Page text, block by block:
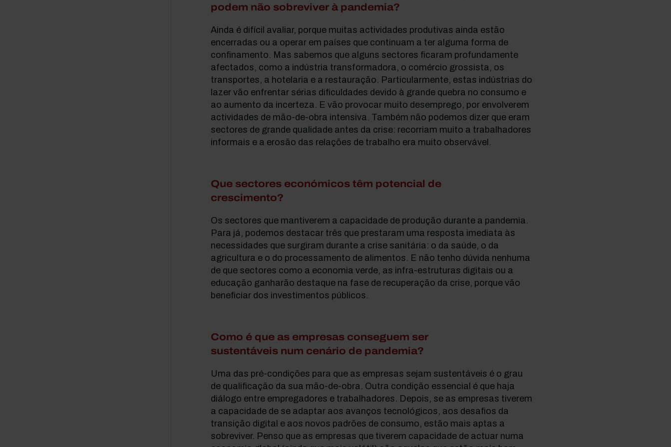
podem não sobreviver à pandemia?
Ainda é difícil avaliar, porque muitas actividades produtivas ainda estão
encerradas ou a operar em países que continuam a ter alguma forma de
confinamento. Mas sabemos que alguns sectores ficaram profundamente
afectados, como a indústria transformadora, o comércio grossista, os
transportes, a hotelaria e a restauração. Particularmente, estas indústrias do
lazer vão enfrentar sérias dificuldades devido à grande quebra no consumo e
ao aumento da incerteza. E vão provocar muito desemprego, por envolverem
actividades de mão-de-obra intensiva. Também não podemos dizer que eram
sectores de grande qualidade antes da crise: recorriam muito a trabalhadores
informais e a erosão das relações de trabalho era muito observável.
Que sectores económicos têm potencial de
crescimento?
Os sectores que mantiverem a capacidade de produção durante a pandemia.
Para já, podemos destacar três que prestaram uma resposta imediata às
necessidades que surgiram durante a crise sanitária: o da saúde, o da
agricultura e o do processamento de alimentos. E não tenho dúvida nenhuma
de que sectores como a economia verde, as infra-estruturas digitais ou a
educação ganharão destaque na fase de recuperação da crise, porque vão
beneficiar dos investimentos públicos.
Como é que as empresas conseguem ser
sustentáveis num cenário de pandemia?
Uma das pré-condições para que as empresas sejam sustentáveis é o grau
de qualificação da sua mão-de-obra. Outra condição essencial é que haja
diálogo entre empregadores e trabalhadores. Depois, se as empresas tiverem
a capacidade de se adaptar aos avanços tecnológicos, aos desafios da
transição digital e aos novos padrões de consumo, estão mais aptas a
sobreviver. Penso que as empresas que tiverem capacidade de actuar numa